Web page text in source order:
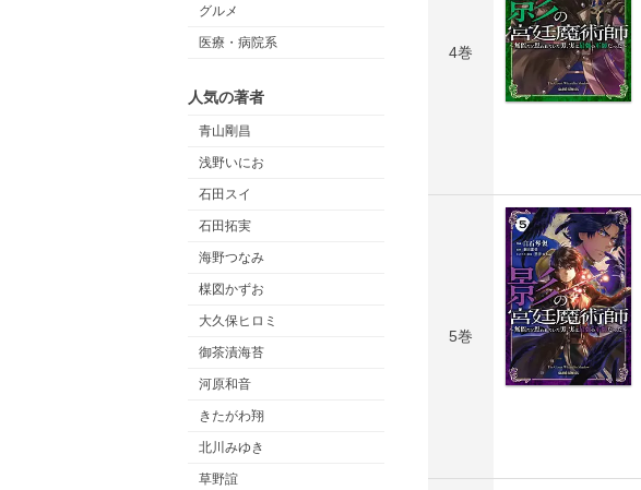
グルメ
医療・病院系
人気の著者
青山剛昌
浅野いにお
石田スイ
石田拓実
海野つなみ
楳図かずお
大久保ヒロミ
御茶漬海苔
河原和音
きたがわ翔
北川みゆき
草野誼
4巻
5巻